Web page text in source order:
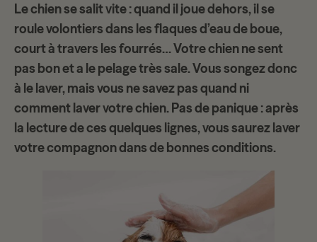
Le chien se salit vite : quand il joue dehors, il se
roule volontiers dans les flaques d’eau de boue,
court à travers les fourrés… Votre chien ne sent
pas bon et a le pelage très sale. Vous songez donc
à le laver, mais vous ne savez pas quand ni
comment laver votre chien. Pas de panique : après
la lecture de ces quelques lignes, vous saurez laver
votre compagnon dans de bonnes conditions.